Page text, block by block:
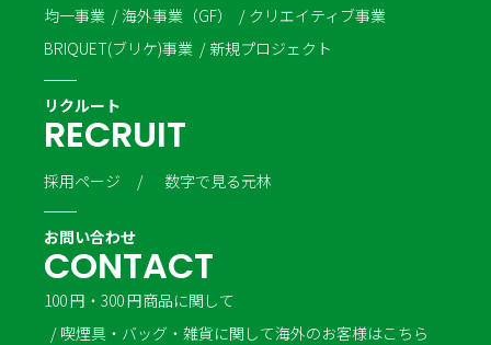
均一事業 海外事業（GF）
クリエイティブ事業
BRIQUET(ブリケ)事業
新規プロジェクト
リクルート
RECRUIT
採用ページ 数字で見る元林
お問い合わせ
CONTACT
100 円・300 円商品に関して
喫煙具・バッグ・雑貨に関して海外のお客様はこちら